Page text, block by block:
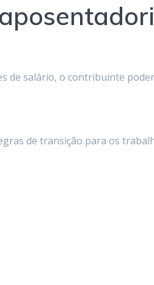
de salário, o contribuinte
de transição para os